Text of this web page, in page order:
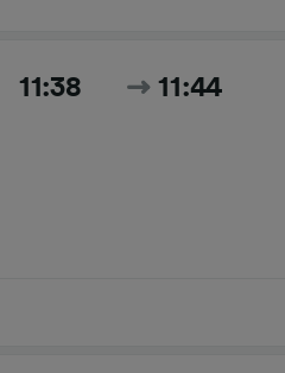
11:38 11:44